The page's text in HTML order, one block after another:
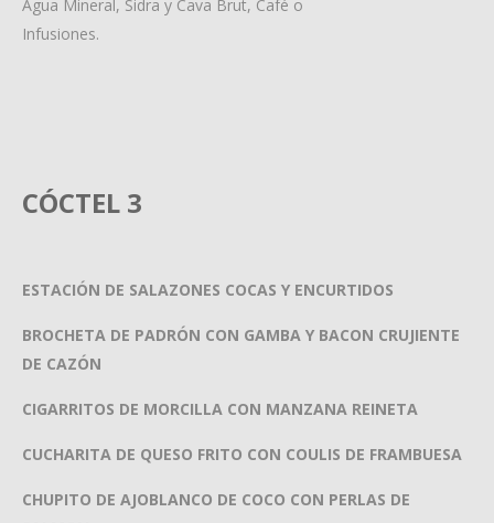
Agua Mineral, Sidra y Cava Brut, Café o
Infusiones.
CÓCTEL 3
ESTACIÓN DE SALAZONES COCAS Y ENCURTIDOS
BROCHETA DE PADRÓN CON GAMBA Y BACON CRUJIENTE
DE CAZÓN
CIGARRITOS DE MORCILLA CON MANZANA REINETA
CUCHARITA DE QUESO FRITO CON COULIS DE FRAMBUESA
CHUPITO DE AJOBLANCO DE COCO CON PERLAS DE